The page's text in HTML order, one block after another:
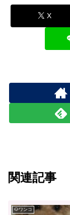
X
関連記事
🐶ワンコ